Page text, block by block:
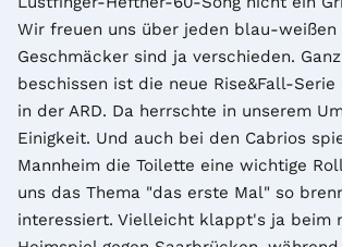
Wir freuen uns über jeden blau-weißen
Geschmäcker sind ja verschieden.
beschissen ist die neue Rise&Fall-
in der ARD. Da herrschte in unserem
Einigkeit. Und auch bei den Cabrios
Mannheim die Toilette eine wichtige
uns das Thema "das erste Mal" so
interessiert. Vielleicht klappt's ja beim